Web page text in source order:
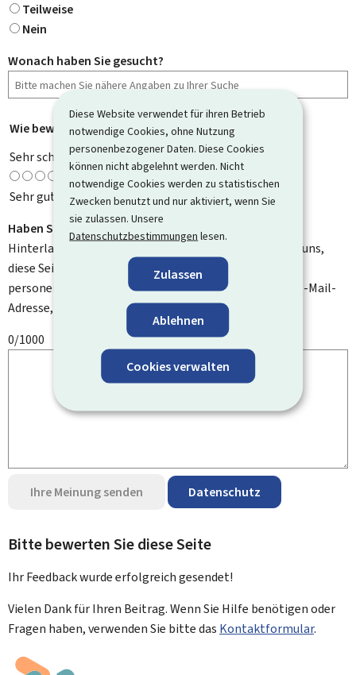
Diese Website verwendet für ihren Betrieb
notwendige Cookies, ohne Nutzung
personenbezogener Daten. Diese Cookies
können nicht abgelehnt werden. Nicht
notwendige Cookies werden zu statistischen
Zwecken benutzt und nur aktiviert, wenn Sie
sie zulassen. Unsere
Datenschutzbestimmungen lesen.
Zulassen
Ablehnen
Cookies verwalten
Teilweise
Nein
Wonach haben Sie gesucht?
Wie bewerten Sie diese Seite? *
Sehr schlecht
Sehr gut
Haben Sie Verbesserungsvorschläge?
Hinterlassen Sie uns einen Kommentar und helfen Sie uns,
diese Seite zu verbessern. Bitte geben Sie keine
personenbezogenen Daten an, wie zum Beispiel Ihre E-Mail-
Adresse, Ihren Namen oder Ihre Telefonnummer.
0/1000
Ihre Meinung senden Datenschutz
Bitte bewerten Sie diese Seite
Ihr Feedback wurdeerfolgreichgesendet!
Vielen Dank für Ihren Beitrag. Wenn Sie Hilfe benötigen oder
Fragen haben, verwenden Sie bitte das Kontaktformular.